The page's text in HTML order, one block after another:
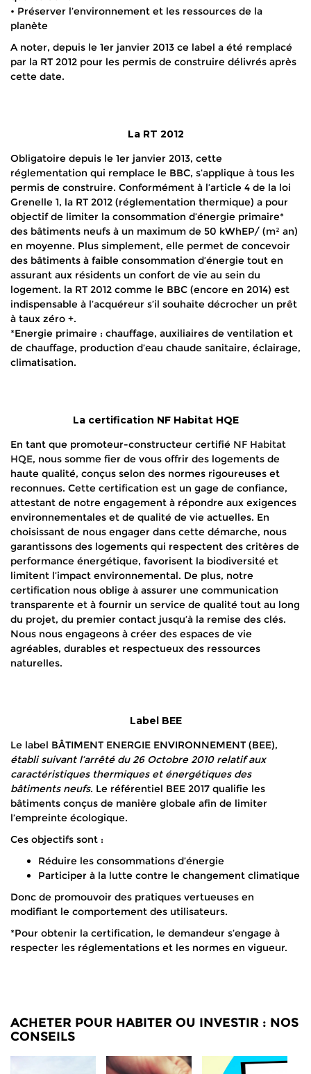
• Préserver l’environnement et les ressources de la
planète
A noter, depuis le 1er janvier 2013 ce label a été remplacé
par la RT 2012 pour les permis de construire délivrés après
cette date.
La RT 2012
Obligatoire depuis le 1er janvier 2013, cette
réglementation qui remplace le BBC, s’applique à tous les
permis de construire. Conformément à l’article 4 de la loi
Grenelle 1, la RT 2012 (réglementation thermique) a pour
objectif de limiter la consommation d’énergie primaire*
des bâtiments neufs à un maximum de 50 kWhEP/ (m² an)
en moyenne. Plus simplement, elle permet de concevoir
des bâtiments à faible consommation d’énergie tout en
assurant aux résidents un confort de vie au sein du
logement. la RT 2012 comme le BBC (encore en 2014) est
indispensable à l’acquéreur s’il souhaite décrocher un prêt
à taux zéro +.
*Energie primaire : chauffage, auxiliaires de ventilation et
de chauffage, production d’eau chaude sanitaire, éclairage,
climatisation.
La certification NF Habitat HQE
En tant que promoteur-constructeur certifié NF Habitat
HQE, nous somme fier de vous offrir des logements de
haute qualité, conçus selon des normes rigoureuses et
reconnues. Cette certification est un gage de confiance,
attestant de notre engagement à répondre aux exigences
environnementales et de qualité de vie actuelles. En
choisissant de nous engager dans cette démarche, nous
garantissons des logements qui respectent des critères de
performance énergétique, favorisent la biodiversité et
limitent l’impact environnemental. De plus, notre
certification nous oblige à assurer une communication
transparente et à fournir un service de qualité tout au long
du projet, du premier contact jusqu’à la remise des clés.
Nous nous engageons à créer des espaces de vie
agréables, durables et respectueux des ressources
naturelles.
Label BEE
Le label BÂTIMENT ENERGIE ENVIRONNEMENT (BEE),
établi suivant l’arrêté du 26 Octobre 2010 relatif aux
caractéristiques thermiques et énergétiques des
bâtiments neufs. Le référentiel BEE 2017 qualifie les
bâtiments conçus de manière globale afin de limiter
l’empreinte écologique.
Ces objectifs sont :
Réduire les consommations d’énergie
Participer à la lutte contre le changement climatique
Donc de promouvoir des pratiques vertueuses en
modifiant le comportement des utilisateurs.
*Pour obtenir la certification, le demandeur s’engage à
respecter les réglementations et les normes en vigueur.
ACHETER POUR HABITER OU INVESTIR : NOS
CONSEILS